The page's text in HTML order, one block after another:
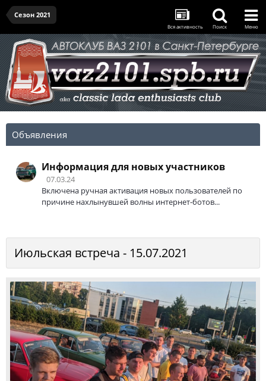
Сезон 2021
Вся активность Поиск Меню
Объявления
Информация для новых участников
07.03.24
Включена ручная активация новых пользователей по
причине нахлынувшей волны интернет-ботов...
Июльская встреча - 15.07.2021